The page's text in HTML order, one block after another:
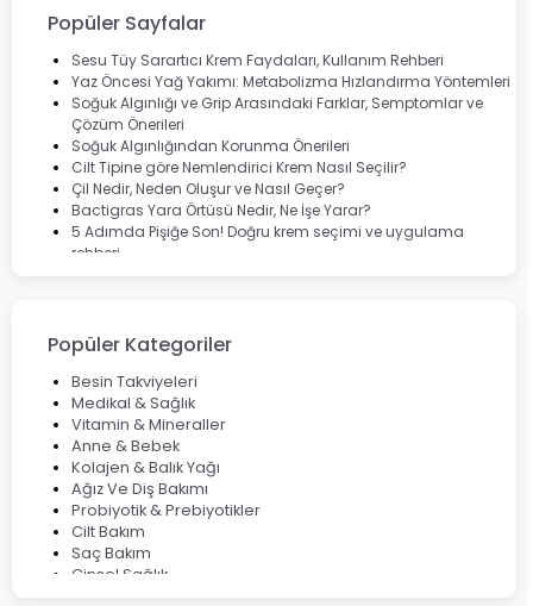
Lansinoh
Cebrolux
Dermoskin
Marvis
Rcfarma
Popüler Sayfalar
Sesu Tüy Sarartıcı Krem Faydaları, Kullanım Rehberi
Yaz Öncesi Yağ Yakımı: Metabolizma Hızlandırma Yöntemleri
Soğuk Algınlığı ve Grip Arasındaki Farklar, Semptomlar ve
Çözüm Önerileri
Soğuk Algınlığından Korunma Önerileri
Cilt Tipine göre Nemlendirici Krem Nasıl Seçilir?
Çil Nedir, Neden Oluşur ve Nasıl Geçer?
Bactigras Yara Örtüsü Nedir, Ne İşe Yarar?
5 Adımda Pişiğe Son! Doğru krem seçimi ve uygulama
rehberi
Çözüm Yolları
Bocavirüs Enfeksiyonu Hakkında Bilmeniz Gerekenler
Deep Flex Topraklama Matı Nedir? Detaylı Rehber
Mumiyo Nedir? Faydaları ve Kullanım Alanları Nelerdir?
Popüler Kategoriler
Besin Takviyeleri
Medikal & Sağlık
Vitamin & Mineraller
Anne & Bebek
Kolajen & Balık Yağı
Ağız Ve Diş Bakımı
Probiyotik & Prebiyotikler
Cilt Bakım
Saç Bakım
Cinsel Sağlık